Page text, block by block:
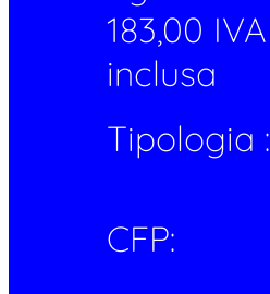
183,00 IVA
inclusa
Tipologia :
CFP: